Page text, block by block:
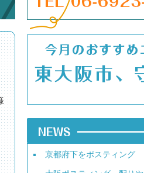
京都府下をポスティング